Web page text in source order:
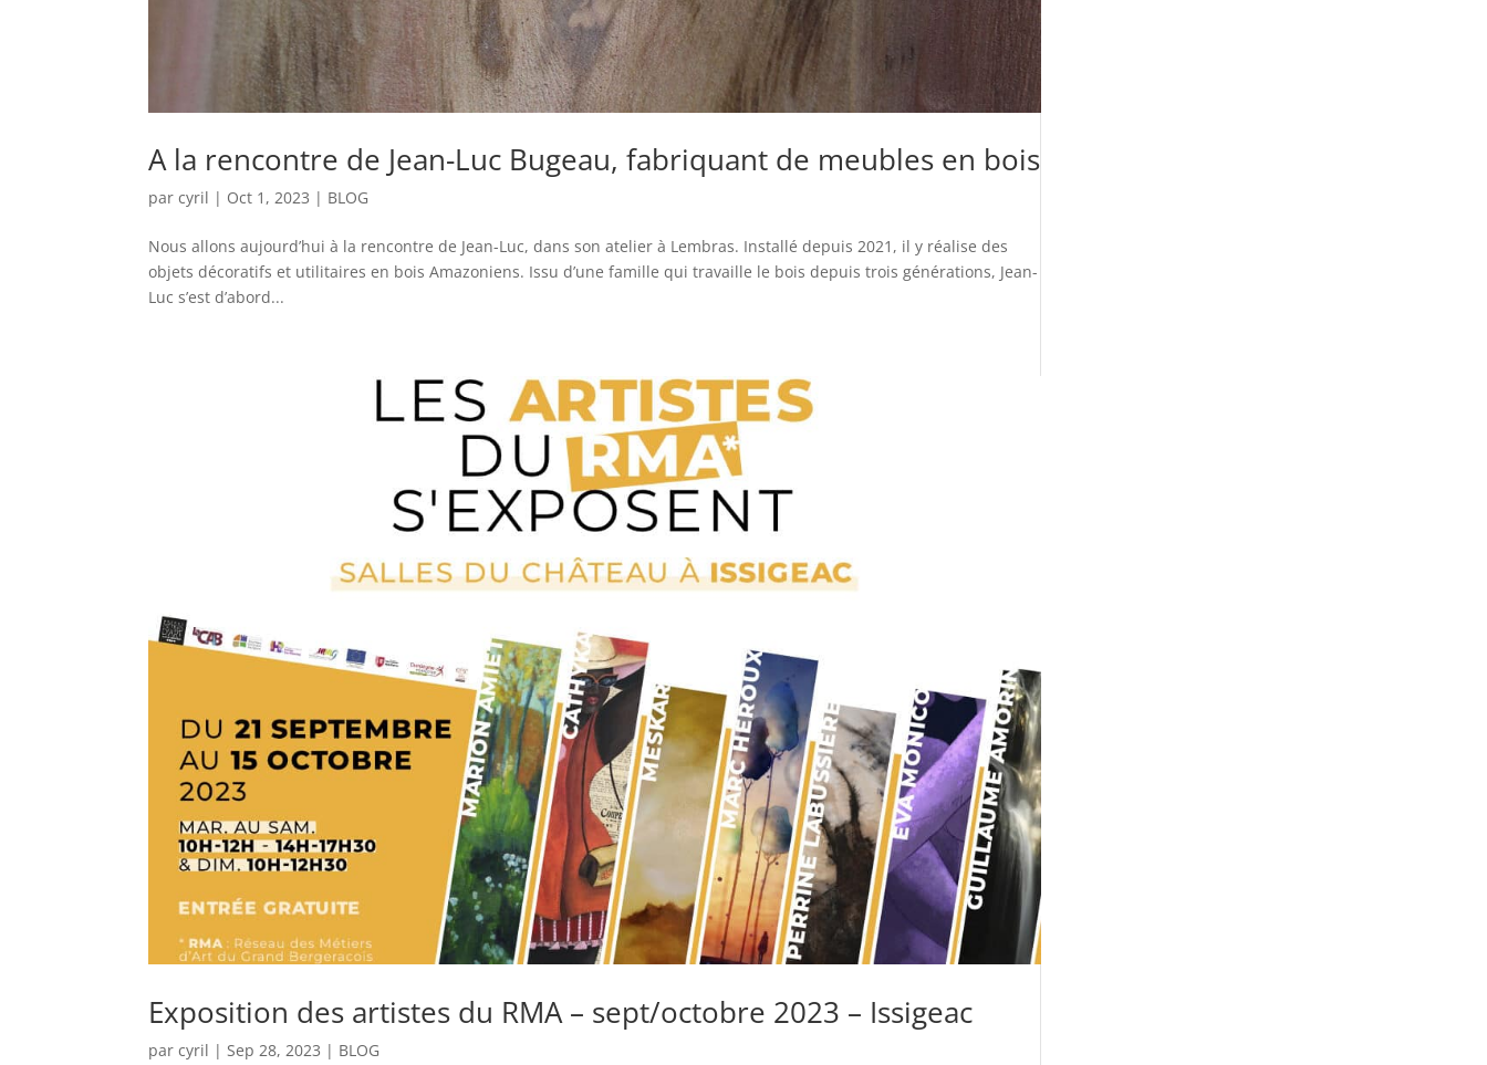
A la rencontre de Jean-Luc Bugeau, fabriquant de meubles en bois
parcyril | Oct 1, 2023 | BLOG
Nous allons aujourd’hui à la rencontre de Jean-Luc, dans son atelier à Lembras. Installé depuis 2021, il y réalise des
objets décoratifs et utilitaires en bois Amazoniens. Issu d’une famille qui travaille le bois depuis trois générations, Jean-
Luc s’est d’abord...
Exposition des artistes du RMA – sept/octobre 2023 – Issigeac
parcyril | Sep 28, 2023 | BLOG